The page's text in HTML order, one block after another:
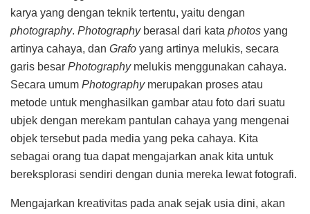
karya yang dengan teknik tertentu, yaitu dengan
photography. Photographyberasal dari kata photos yang
artinya cahaya, dan Grafo yang artinya melukis, secara
garis besar Photographymelukis menggunakan cahaya.
Secara umum Photographymerupakan proses atau
metode untuk menghasilkan gambar atau foto dari suatu
ubjek dengan merekam pantulan cahaya yang mengenai
objek tersebut pada media yang peka cahaya. Kita
sebagai orang tua dapat mengajarkan anak kita untuk
bereksplorasi sendiri dengan dunia mereka lewat fotografi.
Mengajarkan kreativitas pada anak sejak usia dini, akan